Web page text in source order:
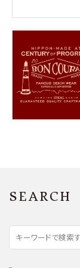
OFFICIAL
ACCOUNT
ようこそ ゲスト 様
meeting_room ログイン
SEARCH